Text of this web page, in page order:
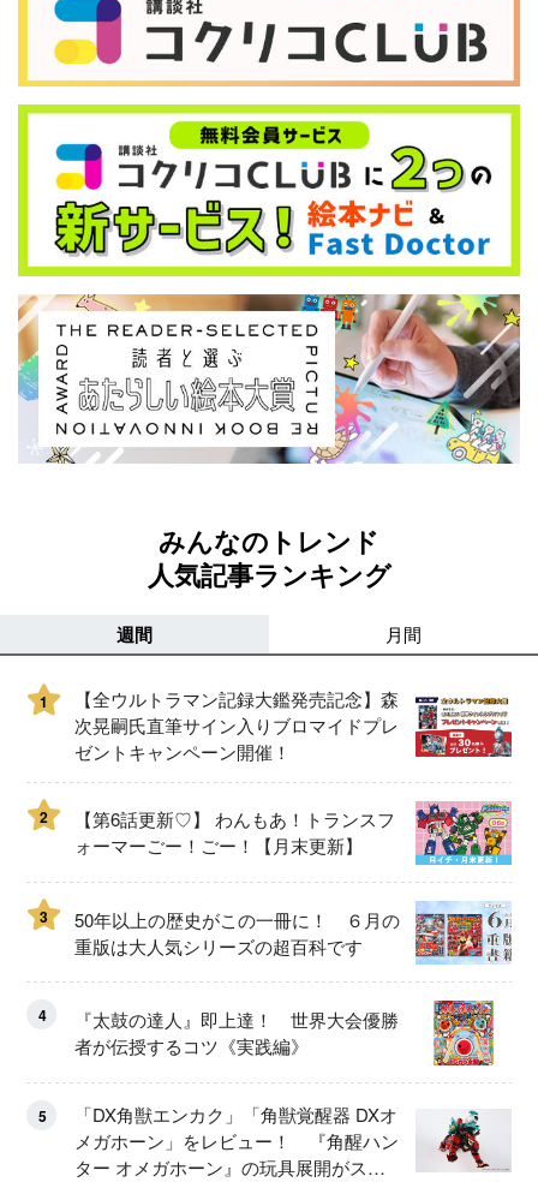
みんなのトレンド
人気記事ランキング
週間 月間
1
【全ウルトラマン記録大鑑発売記念】森
次晃嗣氏直筆サイン入りブロマイドプレ
ゼントキャンペーン開催！
2
【第6話更新♡】 わんもあ！トランスフ
ォーマーごー！ごー！【月末更新】
3
50年以上の歴史がこの一冊に！ ６月の
重版は大人気シリーズの超百科です
4
『太鼓の達人』即上達！ 世界大会優勝
者が伝授するコツ《実践編》
5
「DX角獣エンカク」「角獣覚醒器 DXオ
メガホーン」をレビュー！ 『角醒ハン
ター オメガホーン』の玩具展開がスタ